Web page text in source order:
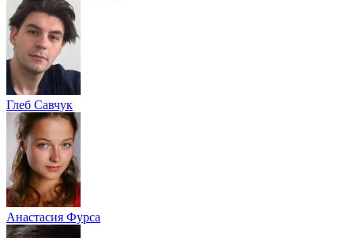
Глеб Савчук
Анастасия Фурса